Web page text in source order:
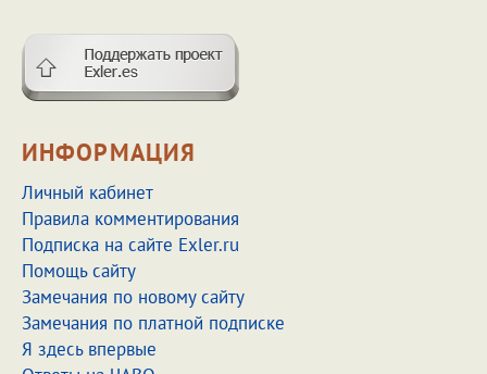
ИНФОРМАЦИЯ
Личный кабинет
Правила комментирования
Подписка на сайте Exler.ru
Помощь сайту
Замечания по новому сайту
Замечания по платной подписке
Я здесь впервые